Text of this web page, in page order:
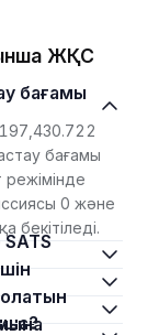
ЖҚС
бағамы
0 және
бекітіледі.